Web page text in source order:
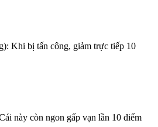
Khi bị tấn công, giảm trực tiếp 10
này còn ngon gấp vạn lần 10 điểm